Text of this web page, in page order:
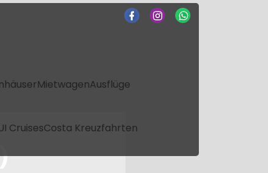
MietwagenAusflüge
CruisesCosta Kreuzfahrten